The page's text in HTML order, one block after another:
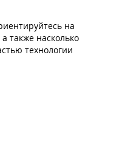
на
также насколько
технологии